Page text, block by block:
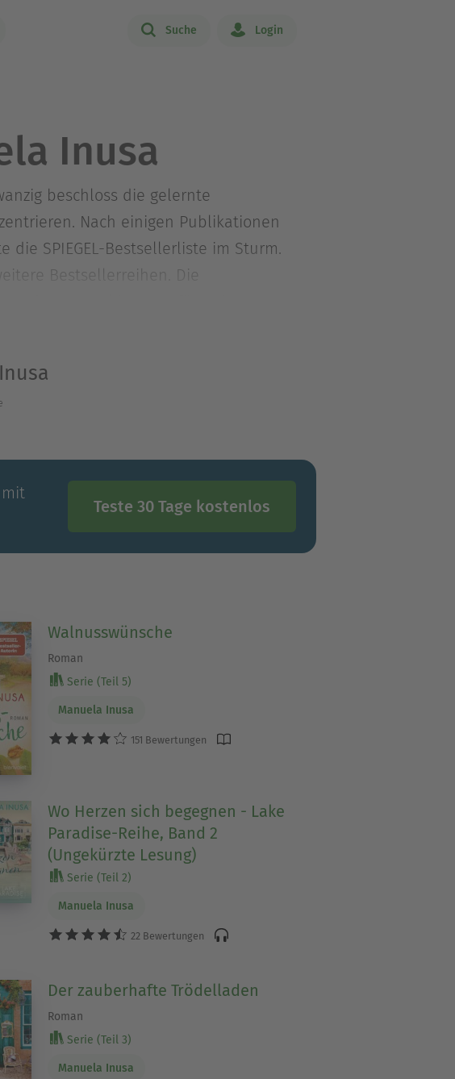
Suche Login
Inusa
beschloss die gelernte
Nach einigen Publikationen
die SPIEGEL-Bestsellerliste im Sturm.
Bestsellerreihen. Die
Familie in Hamburg und schreibt
Teste 30 Tage kostenlos
Walnusswünsche
Roman
Serie (Teil 5)
Manuela Inusa
151 Bewertungen
Wo Herzen sich begegnen - Lake
Paradise-Reihe, Band 2
(Ungekürzte Lesung)
Serie (Teil 2)
Manuela Inusa
22 Bewertungen
Der zauberhafte Trödelladen
Roman
Serie (Teil 3)
Manuela Inusa